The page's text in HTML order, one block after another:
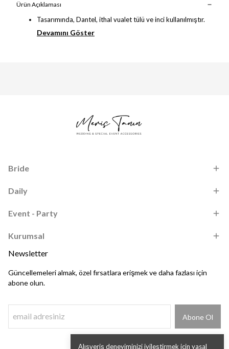
Alışveriş deneyiminizi iyileştirmek için yasal
Ürün Açıklaması
Tasarımında, Dantel, ithal vualet tülü ve inci kullanılmıştır.
Devamını Göster
Bride
Daily
Event - Party
Kurumsal
Newsletter
Güncellemeleri almak, özel fırsatlara erişmek ve daha fazlası için
abone olun.
Abone Ol